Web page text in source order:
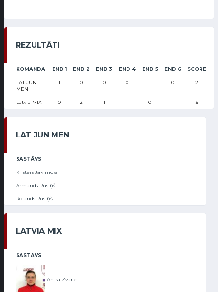
REZULTĀTI
KOMANDA END 1 END 2 END 3 END 4 END 5 END 6 SCORE
LAT JUN
MEN
1 0 0 0 1 0 2
Latvia MIX 0 2 1 1 0 1 5
LAT JUN MEN
SASTĀVS
Kristers Jakimovs
Armands Rusiņš
Rolands Rusiņš
LATVIA MIX
SASTĀVS
Antra Zvane